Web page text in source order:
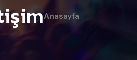
Anasayfa